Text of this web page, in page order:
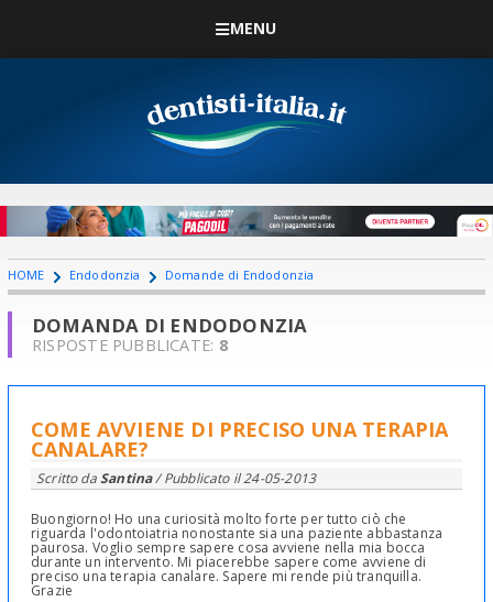
MENU
HOME Endodonzia Domande di Endodonzia
DOMANDA DI ENDODONZIA
RISPOSTE PUBBLICATE: 8
COME AVVIENE DI PRECISO UNA TERAPIA
CANALARE?
Scritto daSantina/ Pubblicato il24-05-2013
Buongiorno! Ho una curiosità molto forte per tutto ciò che
riguarda l'odontoiatria nonostante sia una paziente abbastanza
paurosa. Voglio sempre sapere cosa avviene nella mia bocca
durante un intervento. Mi piacerebbe sapere come avviene di
preciso una terapia canalare. Sapere mi rende più tranquilla.
Grazie